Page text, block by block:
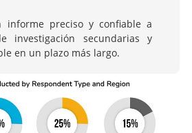
informe preciso y confiable a
investigación secundarias y
en un plazo más largo.